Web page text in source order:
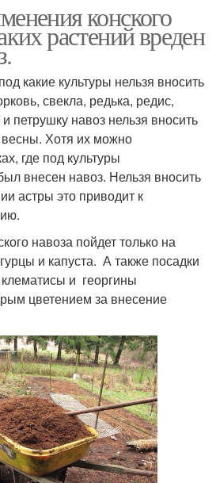
конского
растений вреден
какие культуры нельзя вносить
свекла, редька, редис,
петрушку навоз нельзя вносить
весны. Хотя их можно
где под культуры
внесен навоз. Нельзя вносить
астры это приводит к
навоза пойдет только на
и капуста. А также посадки
и георгины
цветением за внесение